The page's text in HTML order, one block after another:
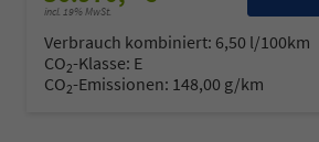
incl. 19% MwSt.
Verbrauch kombiniert: 6,50 l/100km
CO2-Klasse: E
CO2-Emissionen: 148,00 g/km